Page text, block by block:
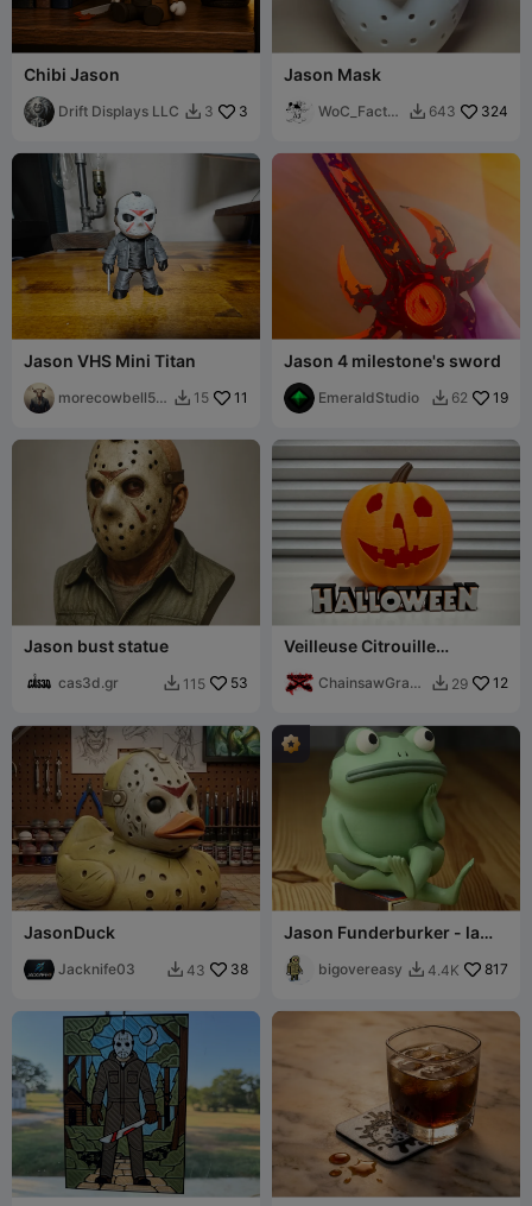
Chibi Jason
Drift Displays LLC  3 3
Jason Mask
WoC_Factor
 643 324
Jason VHS Mini Titan
morecowbell52
 15 11
Jason 4 milestone's sword
EmeraldStudio  62 19
Jason bust statue
cas3d.gr  115 53
Veilleuse Citrouille
ChainsawGraph
 29 12
JasonDuck
Jacknife03  43 38
Jason Funderburker - la
grenouille
bigovereasy  4.4K 817